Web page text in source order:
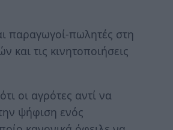
παραγωγοί-πωλητές στη
τις κινητοποιήσεις
οι αγρότες αντί να
ψήφιση ενός